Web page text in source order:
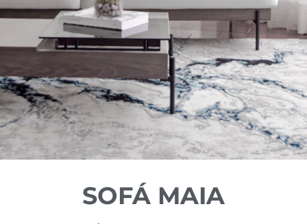
SOFÁ MAIA